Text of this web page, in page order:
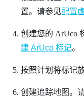
置。请参见配置
创建您的 ArUco
建 ArUco 标记。
按照计划将标记
创建追踪地图。